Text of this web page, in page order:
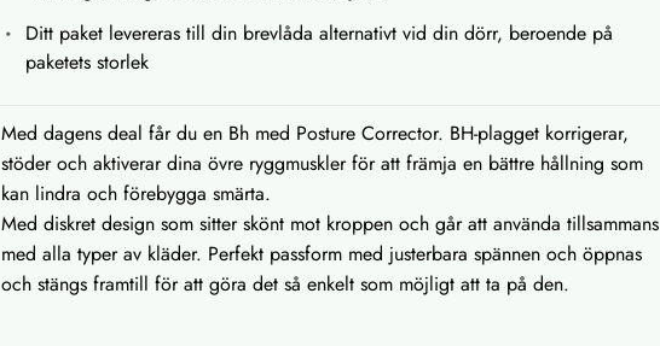
Ditt paket levereras till din brevlåda alternativt vid din dörr, beroende på
paketets storlek
Med dagens deal får du en Bh med Posture Corrector. BH-plagget korrigerar,
stöder och aktiverar dina övre ryggmuskler för att främja en bättre hållning som
kan lindra och förebygga smärta.
Med diskret design som sitter skönt mot kroppen och går att använda tillsammans
med alla typer av kläder. Perfekt passform med justerbara spännen och öppnas
och stängs framtill för att göra det så enkelt som möjligt att ta på den.